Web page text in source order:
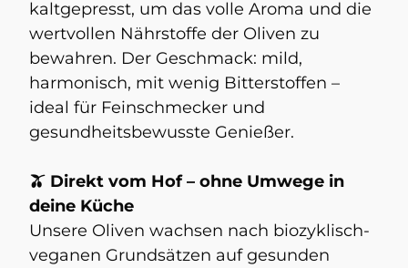
kaltgepresst, um das volle Aroma und die
wertvollen Nährstoffe der Oliven zu
bewahren. Der Geschmack: mild,
harmonisch, mit wenig Bitterstoffen –
ideal für Feinschmecker und
gesundheitsbewusste Genießer.
🫒 Direkt vom Hof – ohne Umwege in
deine Küche
Unsere Oliven wachsen nach biozyklisch-
veganen Grundsätzen auf gesunden